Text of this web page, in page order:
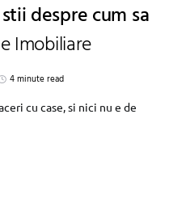
despre cum sa
Imobiliare
4 minute read
cu case, si nici nu e de